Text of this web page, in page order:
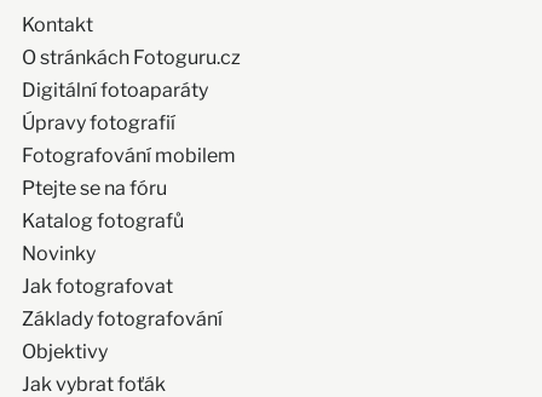
Kontakt
O stránkách Fotoguru.cz
Digitální fotoaparáty
Úpravy fotografií
Fotografování mobilem
Ptejte se na fóru
Katalog fotografů
Novinky
Jak fotografovat
Základy fotografování
Objektivy
Jak vybrat foťák